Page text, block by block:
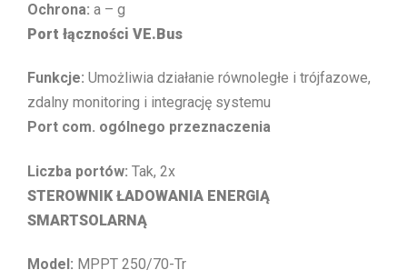
Ochrona: a – g
Port łączności VE.Bus
Funkcje: Umożliwia działanie równoległe i trójfazowe,
zdalny monitoring i integrację systemu
Port com. ogólnego przeznaczenia
Liczba portów: Tak, 2x
STEROWNIK ŁADOWANIA ENERGIĄ
SMARTSOLARNĄ
Model: MPPT 250/70-Tr